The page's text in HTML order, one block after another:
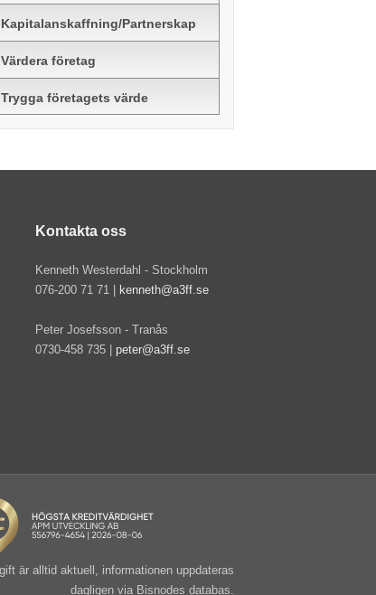
Kapitalanskaffning/Partnerskap
Värdera företag
Trygga företagets värde
Kontakta oss
Kenneth Westerdahl - Stockholm
076-200 71 71 |
kenneth@a3ff.se
Peter Josefsson - Tranås
0730-458 735 | peter@a3ff.se